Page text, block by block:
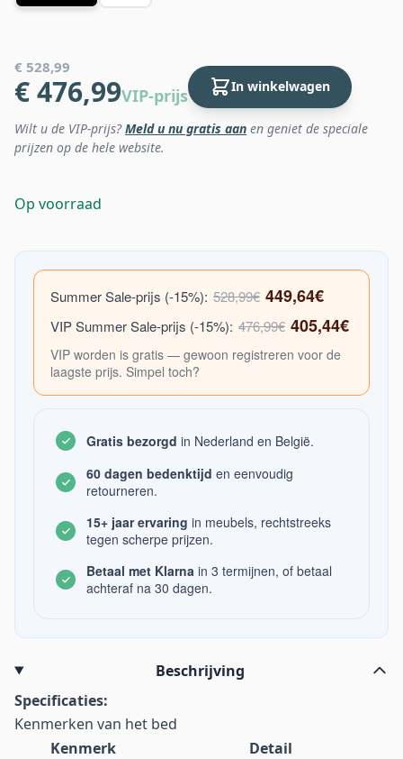
€ 528,99
€ 476,99VIP-prijs In winkelwagen
Wilt u de VIP-prijs?Meld u nu gratis aan en geniet de speciale
prijzen op de hele website.
Op voorraad
Summer Sale-prijs (-15%): 528,99€ 449,64€
VIP Summer Sale-prijs (-15%): 476,99€ 405,44€
VIP worden is gratis — gewoon registreren voor de
laagste prijs. Simpel toch?
Gratis bezorgd in Nederland en België.
60 dagen bedenktijd en eenvoudig
retourneren.
15+ jaar ervaring in meubels, rechtstreeks
tegen scherpe prijzen.
Betaal met Klarna in 3 termijnen, of betaal
achteraf na 30 dagen.
Beschrijving
Specificaties:
Kenmerken van het bed
Kenmerk
Detail